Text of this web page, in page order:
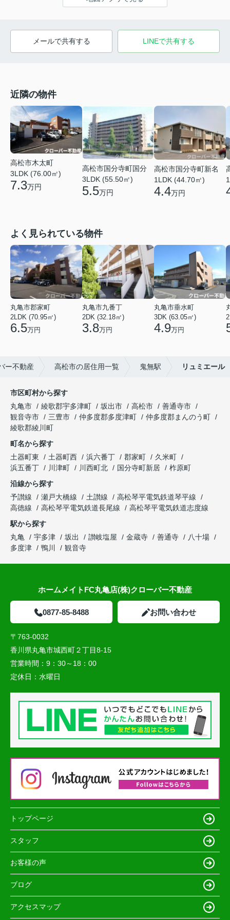
メールで共有する LINEで共有する
近隣の物件
高松市木太町
3LDK (76.00㎡)
7.3万円
高松市国分寺町国分
3LDK (55.50㎡)
5.5万円
高松市国分寺町新名
1LDK (44.70㎡)
4.4万円
よく見られている物件
丸亀市郡家町
2LDK (70.95㎡)
6.5万円
丸亀市九番丁
2DK (32.18㎡)
3.8万円
丸亀市垂水町
3DK (63.05㎡)
4.9万円
ー不動産 高松市の居住用一覧 鬼無駅 リュミエール
市区町村から探す
丸亀市
綾歌郡宇多津町 坂出市 高松市
善通寺市
観音寺市
三豊市 仲多度郡多度津町
仲多度郡まんのう町
綾歌郡綾川町
町名から探す
土器町東
土器町西 浜六番丁 郡家町
久米町
浜五番丁
川津町 川西町北 国分寺町新居
柞原町
沿線から探す
予讃線
瀬戸大橋線 土讃線
高松琴平電気鉄道琴平線
高徳線
高松琴平電気鉄道長尾線
高松琴平電気鉄道志度線
駅から探す
丸亀
宇多津 坂出 讃岐塩屋 金蔵寺 善通寺
八十場
多度津
鴨川 観音寺
ホームメイトFC丸亀店(株)クローバー不動産
0877-85-8488 お問い合わせ
〒763-0032
香川県丸亀市城西町２丁目8-15
営業時間： 9：30～18：00
定休日： 水曜日
トップページ
スタッフ
お客様の声
ブログ
アクセスマップ